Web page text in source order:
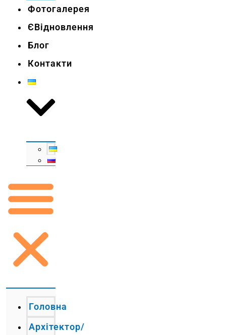
Фотогалерея
ЄВідновлення
Блог
Контакти
Головна
Архітектор/